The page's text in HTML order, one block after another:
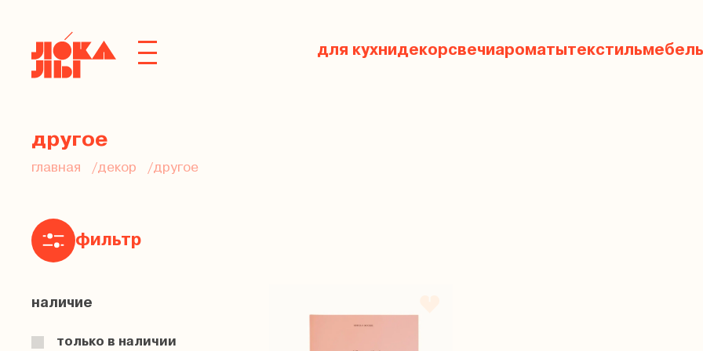
для кухнидекорсвечиароматытекстильмебель
другое
главная декор другое
фильтр
наличие
только в наличии